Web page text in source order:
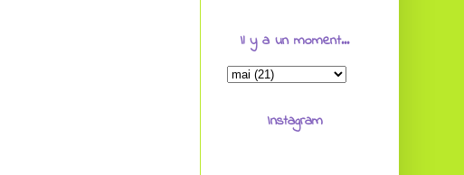
Il y a un moment...
Instagram